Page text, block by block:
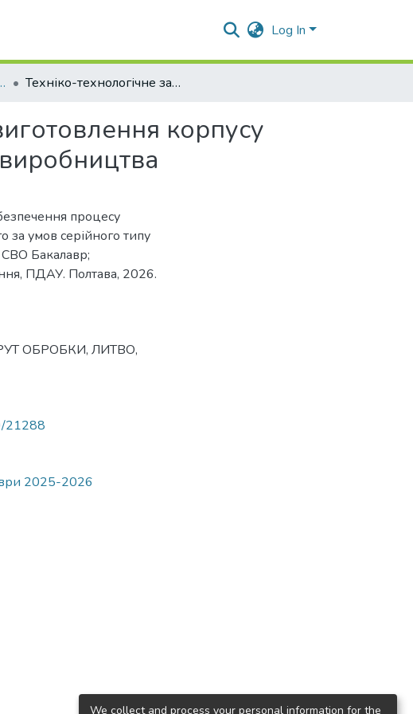
Log In
2025-2026 Техніко-технологічне забезпечення процесу виготовлення корпусу циліндра гальмівного за умов серійного типу виробництва
корпусу
процесу
за умов серійного типу
СВО Бакалавр;
ПДАУ. Полтава, 2026.
ОБРОБКИ, ЛИТВО,
21288
2025-2026
We collect and process your personal information for the